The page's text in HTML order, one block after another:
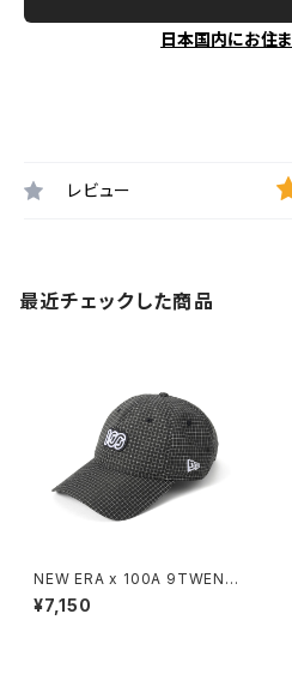
日本国内にお住
レビュー
最近チェックした商品
NEW ERA x 100A 9TWENT
Y LV *REFLECTIVE GRID
¥7,150